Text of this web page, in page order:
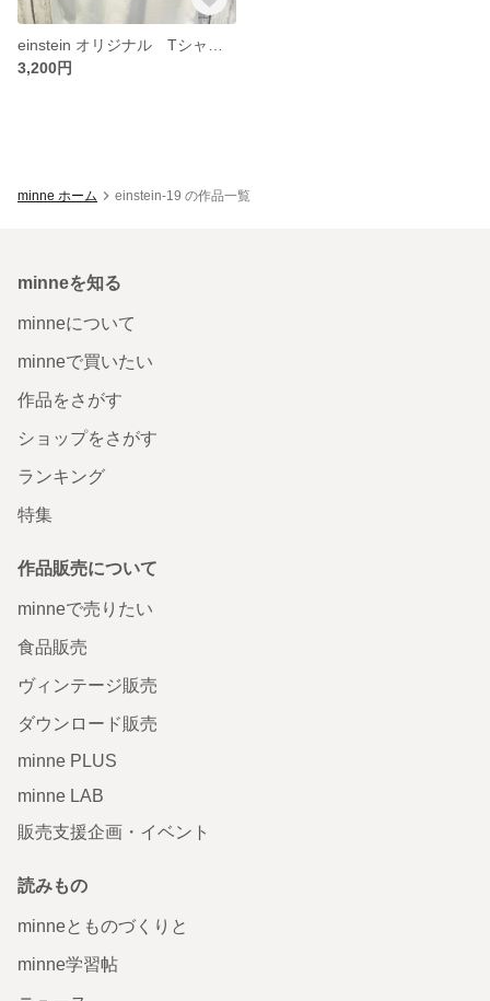
3,200円
minne ホーム einstein-19 の作品一覧
minneを知る
minneについて
minneで買いたい
作品をさがす
ショップをさがす
ランキング
特集
作品販売について
minneで売りたい
食品販売
ヴィンテージ販売
ダウンロード販売
minne PLUS
minne LAB
販売支援企画・イベント
読みもの
minneとものづくりと
minne学習帖